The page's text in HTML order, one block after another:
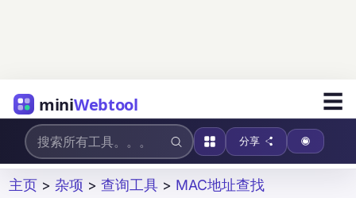
miniWebtool ☰
分享
主页 > 杂项 >查询工具 > MAC地址查找